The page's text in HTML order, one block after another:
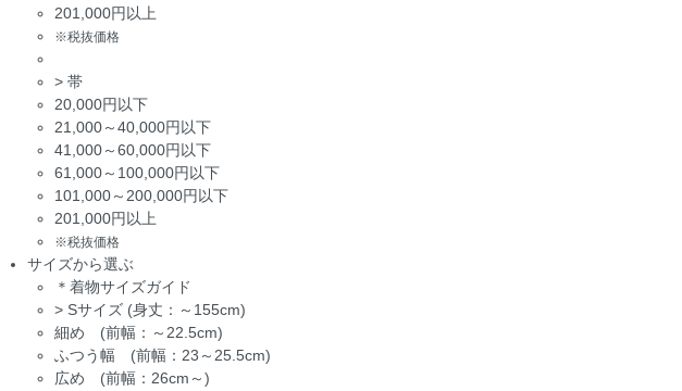
201,000円以上
※税抜価格
> 帯
20,000円以下
21,000～40,000円以下
41,000～60,000円以下
61,000～100,000円以下
101,000～200,000円以下
201,000円以上
※税抜価格
サイズから選ぶ
＊着物サイズガイド
> Sサイズ (身丈：～155cm)
細め (前幅：～22.5cm)
ふつう幅 (前幅：23～25.5cm)
広め (前幅：26cm～)